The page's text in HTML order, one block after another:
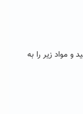
مواد زیر را به